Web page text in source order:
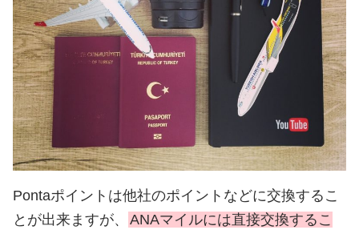
Pontaポイントは他社のポイントなどに交換するこ
とが出来ますが、
ANAマイルには直接交換するこ